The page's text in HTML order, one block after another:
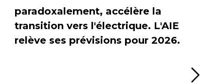
paradoxalement, accélère la
transition vers l'électrique. L'AIE
relève ses prévisions pour 2026.